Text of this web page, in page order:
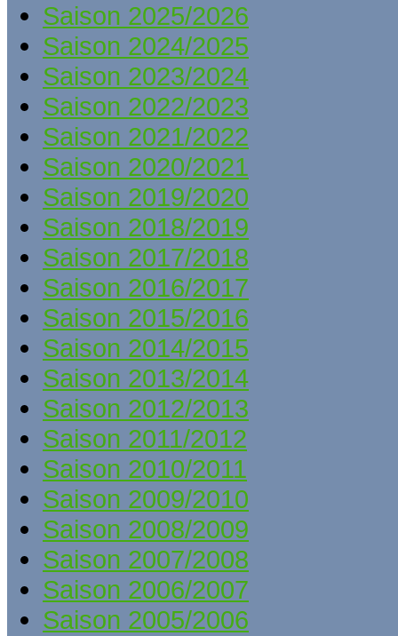
Saison 2025/2026
Saison 2024/2025
Saison 2023/2024
Saison 2022/2023
Saison 2021/2022
Saison 2020/2021
Saison 2019/2020
Saison 2018/2019
Saison 2017/2018
Saison 2016/2017
Saison 2015/2016
Saison 2014/2015
Saison 2013/2014
Saison 2012/2013
Saison 2011/2012
Saison 2010/2011
Saison 2009/2010
Saison 2008/2009
Saison 2007/2008
Saison 2006/2007
Saison 2005/2006